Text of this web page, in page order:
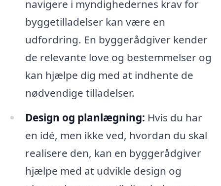
navigere i myndighedernes krav for
byggetilladelser kan være en
udfordring. En byggerådgiver kender
de relevante love og bestemmelser og
kan hjælpe dig med at indhente de
nødvendige tilladelser.
Design og planlægning: Hvis du har
en idé, men ikke ved, hvordan du skal
realisere den, kan en byggerådgiver
hjælpe med at udvikle design og